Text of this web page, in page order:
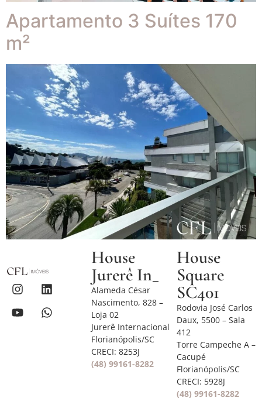
Apartamento 3 Suítes 170
m²
House
Jurerê In_
Alameda César
Nascimento, 828 –
Loja 02
Jurerê Internacional
Florianópolis/SC
CRECI: 8253J
(48) 99161-8282
House
Square
SC401
Rodovia José Carlos
Daux, 5500 – Sala
412
Torre Campeche A –
Cacupé
Florianópolis/SC
CRECI: 5928J
(48) 99161-8282